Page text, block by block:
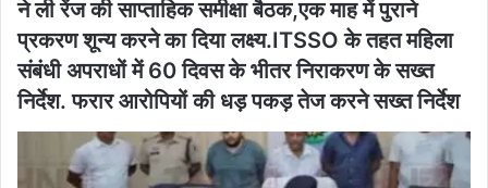
ने ली रेंज की साप्ताहिक समीक्षा बैठक,एक माह में पुराने
प्रकरण शून्य करने का दिया लक्ष्य.ITSSO के तहत महिला
संबंधी अपराधों में 60 दिवस के भीतर निराकरण के सख्त
निर्देश. फरार आरोपियों की धड़ पकड़ तेज करने सख्त निर्देश